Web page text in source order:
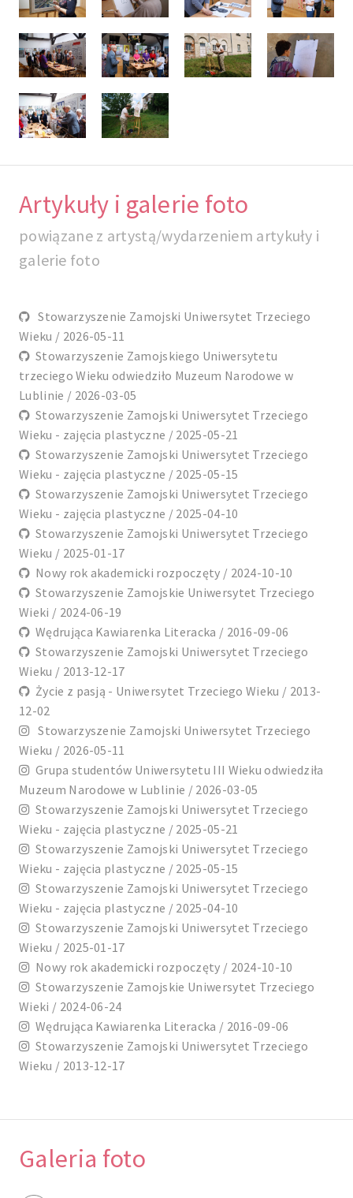
Artykuły i galerie foto
powiązane z artystą/wydarzeniem artykuły i
galerie foto
Stowarzyszenie Zamojski Uniwersytet Trzeciego
Wieku / 2026-05-11
Stowarzyszenie Zamojskiego Uniwersytetu
trzeciego Wieku odwiedziło Muzeum Narodowe w
Lublinie / 2026-03-05
Stowarzyszenie Zamojski Uniwersytet Trzeciego
Wieku - zajęcia plastyczne / 2025-05-21
Stowarzyszenie Zamojski Uniwersytet Trzeciego
Wieku - zajęcia plastyczne / 2025-05-15
Stowarzyszenie Zamojski Uniwersytet Trzeciego
Wieku - zajęcia plastyczne / 2025-04-10
Stowarzyszenie Zamojski Uniwersytet Trzeciego
Wieku / 2025-01-17
Nowy rok akademicki rozpoczęty / 2024-10-10
Stowarzyszenie Zamojskie Uniwersytet Trzeciego
Wieki / 2024-06-19
Wędrująca Kawiarenka Literacka / 2016-09-06
Stowarzyszenie Zamojski Uniwersytet Trzeciego
Wieku / 2013-12-17
Życie z pasją - Uniwersytet Trzeciego Wieku / 2013-
12-02
Stowarzyszenie Zamojski Uniwersytet Trzeciego
Wieku / 2026-05-11
Grupa studentów Uniwersytetu III Wieku odwiedziła
Muzeum Narodowe w Lublinie / 2026-03-05
Stowarzyszenie Zamojski Uniwersytet Trzeciego
Wieku - zajęcia plastyczne / 2025-05-21
Stowarzyszenie Zamojski Uniwersytet Trzeciego
Wieku - zajęcia plastyczne / 2025-05-15
Stowarzyszenie Zamojski Uniwersytet Trzeciego
Wieku - zajęcia plastyczne / 2025-04-10
Stowarzyszenie Zamojski Uniwersytet Trzeciego
Wieku / 2025-01-17
Nowy rok akademicki rozpoczęty / 2024-10-10
Stowarzyszenie Zamojskie Uniwersytet Trzeciego
Wieki / 2024-06-24
Wędrująca Kawiarenka Literacka / 2016-09-06
Stowarzyszenie Zamojski Uniwersytet Trzeciego
Wieku / 2013-12-17
Galeria foto